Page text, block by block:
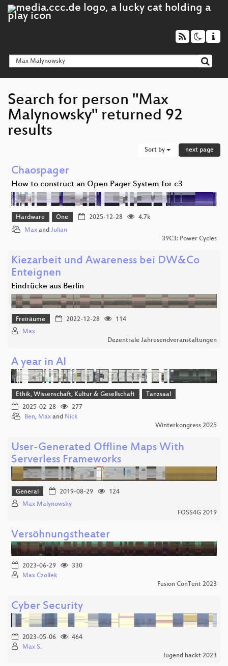
Search for person "Max
Malynowsky" returned 92
results
Sort by next page
Chaospager
How to construct an Open Pager System for c3
Hardware One 2025-12-28
4.7k
Max and Julian
39C3: Power Cycles
Kiezarbeit und Awareness bei DW&Co
Enteignen
Eindrücke aus Berlin
Freiräume 2022-12-28
114
Max
Dezentrale Jahresendveranstaltungen
A year in AI
Ethik, Wissenschaft, Kultur & Gesellschaft
Tanzsaal
2025-02-28
277
Ben, Max and Nick
Winterkongress 2025
User-Generated Offline Maps With
Serverless Frameworks
General 2019-08-29
124
Max Malynowsky
FOSS4G 2019
Versöhnungstheater
2023-06-29
330
Max Czollek
Fusion ConTent 2023
Cyber Security
2023-05-06
464
Max S.
Jugend hackt 2023